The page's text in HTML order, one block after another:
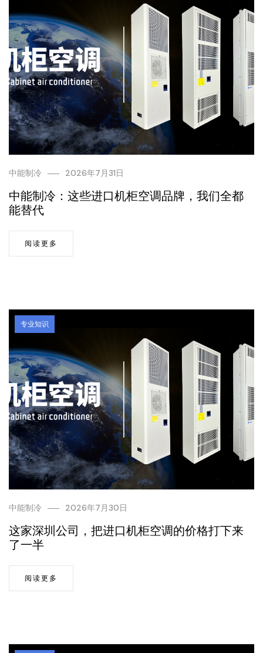
中能制冷 2026年7月31日
中能制冷：这些进口机柜空调品牌，我们全都
能替代
阅读更多
专业知识
中能制冷 2026年7月30日
这家深圳公司，把进口机柜空调的价格打下来
了一半
阅读更多